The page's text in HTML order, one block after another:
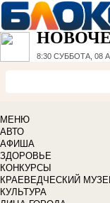
8:30 СУББОТА, 08
МЕНЮ
АВТО
АФИША
ЗДОРОВЬЕ
КОНКУРСЫ
КРАЕВЕДЧЕСКИЙ
КУЛЬТУРА